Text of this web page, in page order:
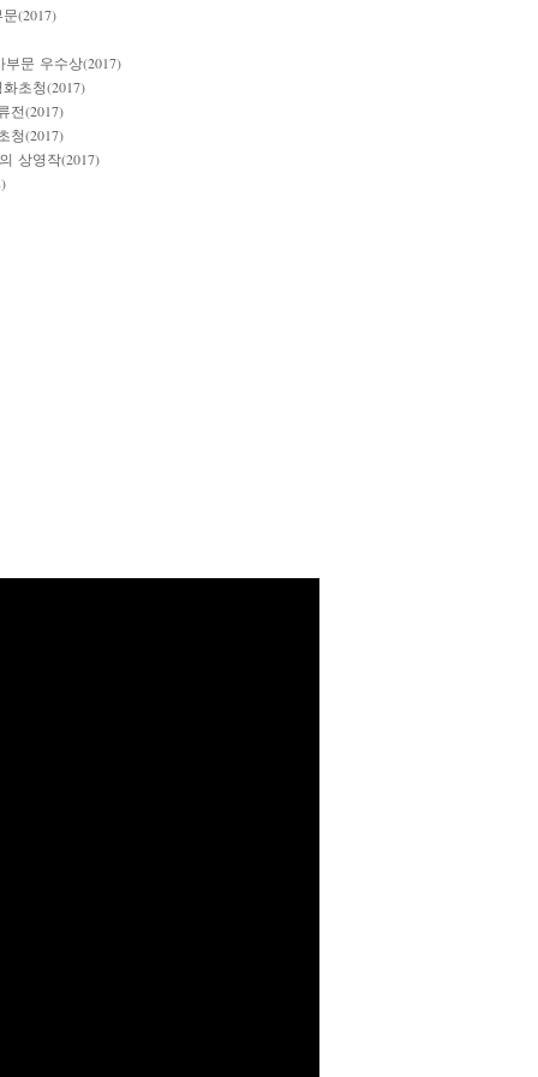
(2017)
문 우수상(2017)
초청(2017)
전(2017)
청(2017)
상영작(2017)